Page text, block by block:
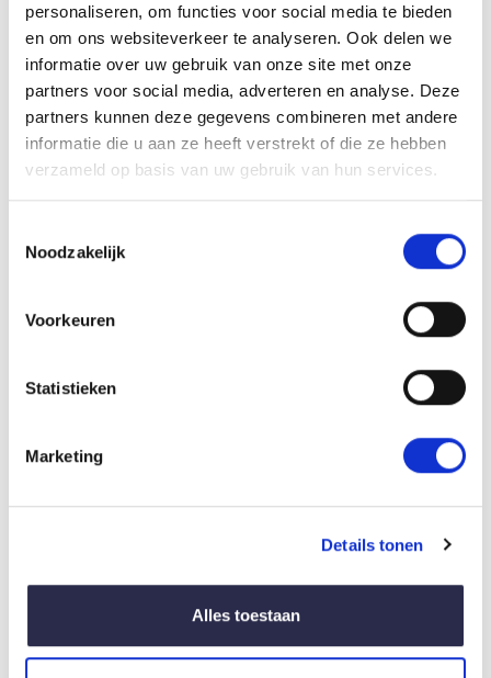
personaliseren, om functies voor social media te bieden
en om ons websiteverkeer te analyseren. Ook delen we
informatie over uw gebruik van onze site met onze
partners voor social media, adverteren en analyse. Deze
partners kunnen deze gegevens combineren met andere
informatie die u aan ze heeft verstrekt of die ze hebben
verzameld op basis van uw gebruik van hun services.
Noodzakelijk
Voorkeuren
Statistieken
Marketing
Details tonen
Alles toestaan
"Met hulp ben ik afgekickt en heb
‘Ik dronk veel te veel en wilde elke avond
fout. Ik zat elke dag in de kroeg o...